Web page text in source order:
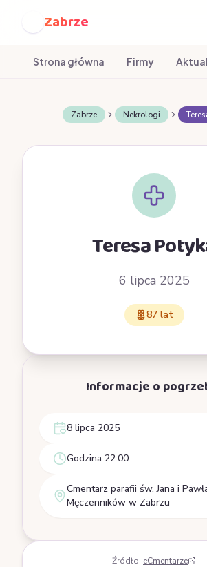
Zabrze
Strona główna Firmy
Zabrze Nekrologi
Teresa
6 lipca 2025
87 lat
Informacje o
8 lipca 2025
Godzina 22:00
Cmentarz parafii św. Jana i
Męczenników w Zabrzu
Źródło: eCmentarze